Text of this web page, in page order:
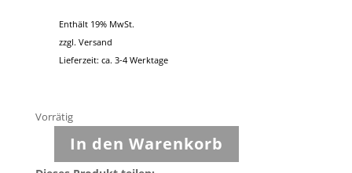
Enthält 19% MwSt.
zzgl. Versand
Lieferzeit: ca. 3-4 Werktage
Vorrätig
Scorpion
-
In den Warenkorb